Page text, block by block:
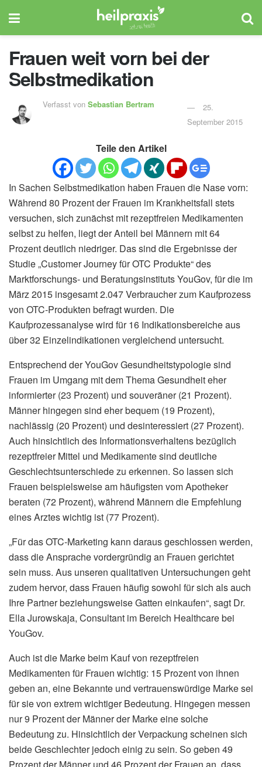
Frauen weit vorn bei der
Selbstmedikation
Verfasst vonSebastian Bertram
25.
September 2015
Teile den Artikel
In Sachen Selbstmedikation haben Frauen die Nase vorn:
Während 80 Prozent der Frauen im Krankheitsfall stets
versuchen, sich zunächst mit rezeptfreien Medikamenten
selbst zu helfen, liegt der Anteil bei Männern mit 64
Prozent deutlich niedriger. Das sind die Ergebnisse der
Studie „Customer Journey für OTC Produkte“ des
Marktforschungs- und Beratungsinstituts YouGov, für die im
März 2015 insgesamt 2.047 Verbraucher zum Kaufprozess
von OTC-Produkten befragt wurden. Die
Kaufprozessanalyse wird für 16 Indikationsbereiche aus
über 32 Einzelindikationen vergleichend untersucht.
Entsprechend der YouGov Gesundheitstypologie sind
Frauen im Umgang mit dem Thema Gesundheit eher
informierter (23 Prozent) und souveräner (21 Prozent).
Männer hingegen sind eher bequem (19 Prozent),
nachlässig (20 Prozent) und desinteressiert (27 Prozent).
Auch hinsichtlich des Informationsverhaltens bezüglich
rezeptfreier Mittel und Medikamente sind deutliche
Geschlechtsunterschiede zu erkennen. So lassen sich
Frauen beispielsweise am häufigsten vom Apotheker
beraten (72 Prozent), während Männern die Empfehlung
eines Arztes wichtig ist (77 Prozent).
„Für das OTC-Marketing kann daraus geschlossen werden,
dass die Ansprache vordergründig an Frauen gerichtet
sein muss. Aus unseren qualitativen Untersuchungen geht
zudem hervor, dass Frauen häufig sowohl für sich als auch
Ihre Partner beziehungsweise Gatten einkaufen“, sagt Dr.
Ella Jurowskaja, Consultant im Bereich Healthcare bei
YouGov.
Auch ist die Marke beim Kauf von rezeptfreien
Medikamenten für Frauen wichtig: 15 Prozent von ihnen
geben an, eine Bekannte und vertrauenswürdige Marke sei
für sie von extrem wichtiger Bedeutung. Hingegen messen
nur 9 Prozent der Männer der Marke eine solche
Bedeutung zu. Hinsichtlich der Verpackung scheinen sich
beide Geschlechter jedoch einig zu sein. So geben 49
Prozent der Männer und 46 Prozent der Frauen an, dass